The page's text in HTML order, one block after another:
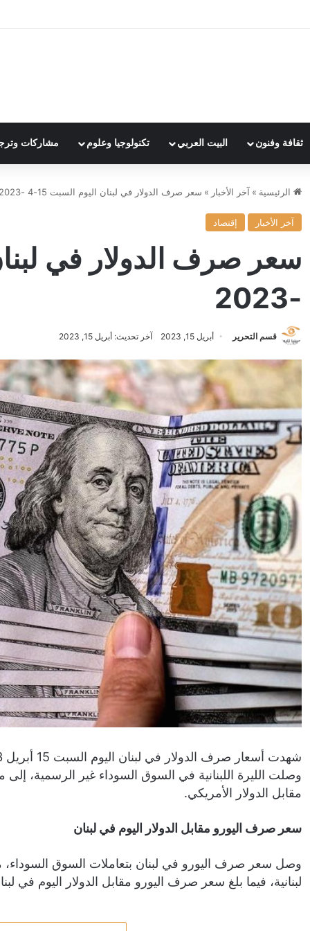
ثقافة وفنون البيت العربي تكنولوجيا وعلوم مشاركات
الرئيسية » آخر الأخبار » سعر صرف الدولار في لبنان اليوم السبت 15-4 -2023
آخر الأخبار إقتصاد
-2023
قسم التحرير أبريل 15, 2023 آخر تحديث: أبريل 15, 2023
مقابل الدولار الأمريكي.
سعر صرف اليورو مقابل الدولار اليوم في لبنان
لبنانية، فيما بلغ سعر صرف اليورو مقابل الدولار اليوم في لبنان 1.0995 دولار